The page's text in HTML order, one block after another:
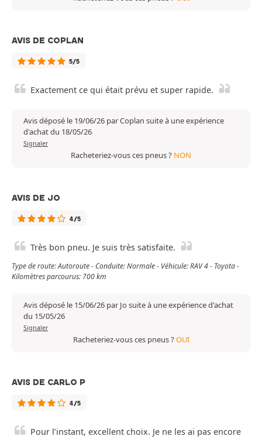
AVIS DE COPLAN
5/5
Exactement ce qui était prévu et super rapide.
Avis déposé le 19/06/26 par Coplan suite à une expérience
d'achat du 18/05/26
Signaler
Racheteriez-vous ces pneus ? NON
AVIS DE JO
4/5
Très bon pneu. Je suis très satisfaite.
Type de route: Autoroute - Conduite: Normale - Véhicule: RAV 4 - Toyota -
Kilomètres parcourus: 700 km
Avis déposé le 15/06/26 par Jo suite à une expérience d'achat
du 15/05/26
Signaler
Racheteriez-vous ces pneus ?OUI
AVIS DE CARLO P
4/5
Pour l’instant, excellent choix. Je ne les ai pas encore